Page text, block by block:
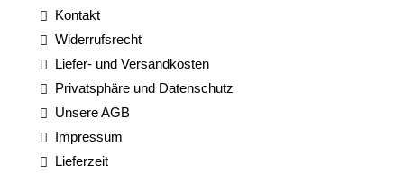
Kontakt
Widerrufsrecht
Liefer- und Versandkosten
Privatsphäre und Datenschutz
Unsere AGB
Impressum
Lieferzeit